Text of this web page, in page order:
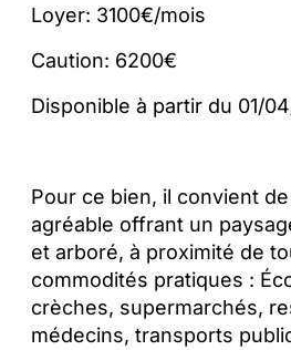
Loyer: 3100€/mois
Caution: 6200€
Disponible à partir du 01/
Pour ce bien, il convient
agréable offrant un
et arboré, à proximité de
commodités pratiques :
crèches, supermarchés,
médecins, transports